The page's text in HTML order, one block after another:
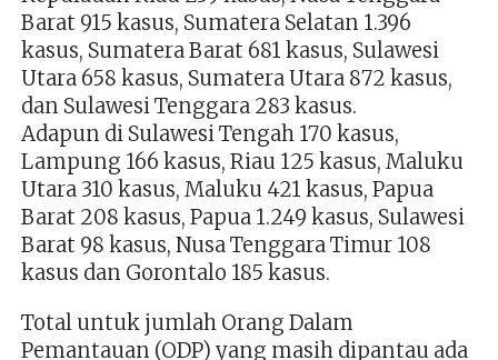
Barat 915 kasus, Sumatera Selatan 1.396
kasus, Sumatera Barat 681 kasus, Sulawesi
Utara 658 kasus, Sumatera Utara 872 kasus,
dan Sulawesi Tenggara 283 kasus.
Adapun di Sulawesi Tengah 170 kasus,
Lampung 166 kasus, Riau 125 kasus, Maluku
Utara 310 kasus, Maluku 421 kasus, Papua
Barat 208 kasus, Papua 1.249 kasus, Sulawesi
Barat 98 kasus, Nusa Tenggara Timur 108
kasus dan Gorontalo 185 kasus.
Total untuk jumlah Orang Dalam
Pemantauan (ODP) yang masih dipantau ada